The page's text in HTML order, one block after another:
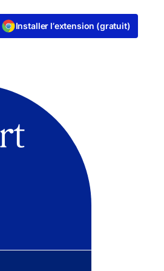
Installer l’extension (gratuit)